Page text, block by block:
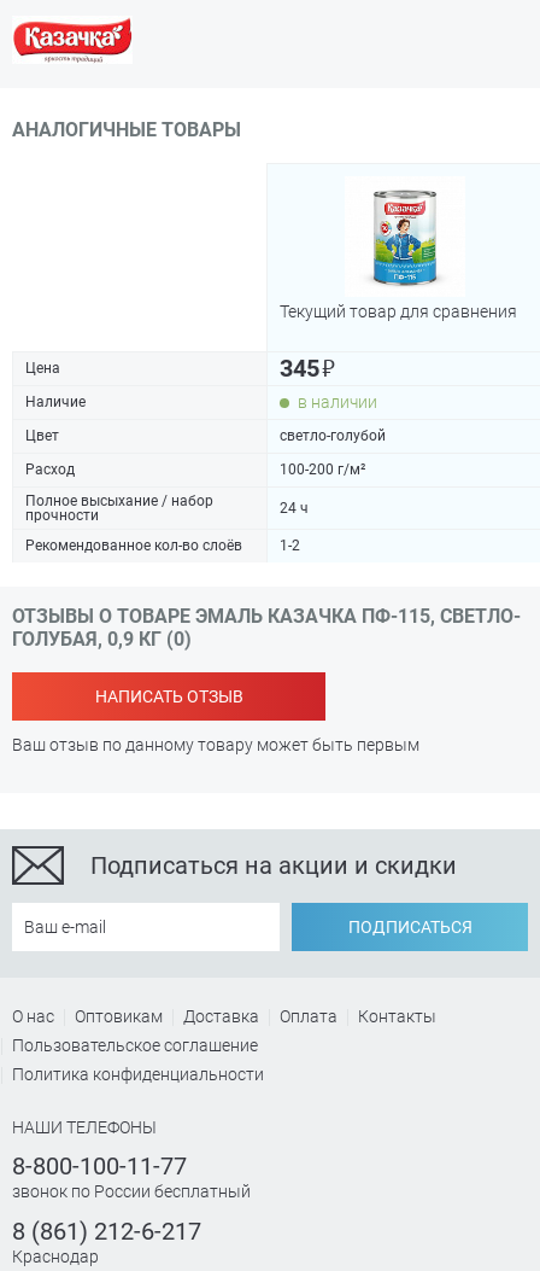
АНАЛОГИЧНЫЕ ТОВАРЫ
Текущий товар для сравнения
Цена 345₽
Наличие в наличии
Цвет
светло-голубой
Расход
100-200 г/м²
Полное высыхание / набор
прочности
24 ч
Рекомендованное кол-во слоёв 1-2
ОТЗЫВЫ О ТОВАРЕ ЭМАЛЬ КАЗАЧКА ПФ-115, СВЕТЛО-
ГОЛУБАЯ, 0,9 КГ (0)
НАПИСАТЬ ОТЗЫВ
Ваш отзыв по данному товару может быть первым
Подписаться на акции и скидки
ПОДПИСАТЬСЯ
О нас Оптовикам Доставка Оплата
Контакты
Пользовательское соглашение
Политика конфиденциальности
НАШИ ТЕЛЕФОНЫ
8-800-100-11-77
звонок по России бесплатный
8 (861) 212-6-217
Краснодар